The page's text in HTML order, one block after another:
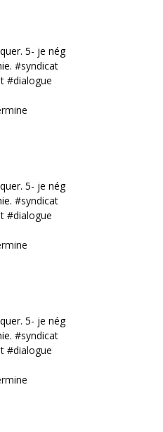
5- je négocie
#syndicat
#dialogue
5- je négocie
#syndicat
#dialogue
5- je négocie
#syndicat
#dialogue